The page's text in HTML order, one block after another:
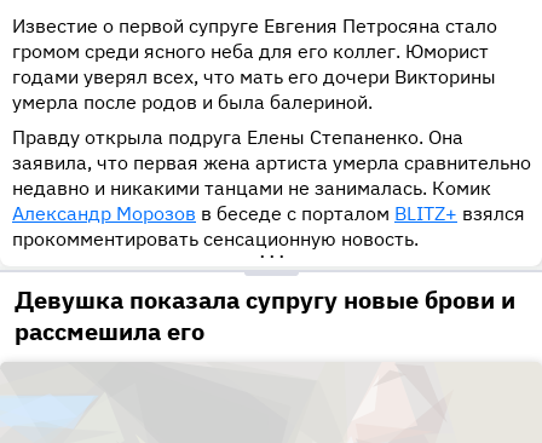
Известие о первой супруге Евгения Петросяна стало
громом среди ясного неба для его коллег. Юморист
годами уверял всех, что мать его дочери Викторины
умерла после родов и была балериной.
Правду открыла подруга Елены Степаненко. Она
заявила, что первая жена артиста умерла сравнительно
недавно и никакими танцами не занималась. Комик
Александр Морозов в беседе с порталом BLITZ+ взялся
прокомментировать сенсационную новость.
•••
Девушка показала супругу новые брови и
рассмешила его